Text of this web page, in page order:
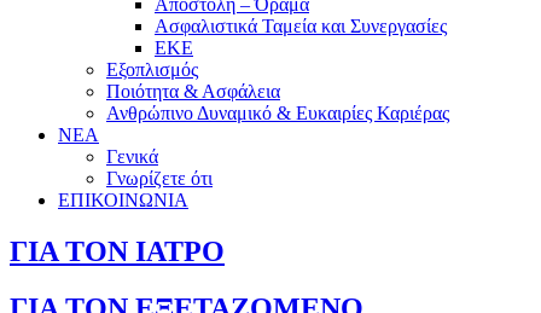
Αποστολή – Όραμα
Ασφαλιστικά Ταμεία και Συνεργασίες
ΕΚΕ
Εξοπλισμός
Ποιότητα & Ασφάλεια
Ανθρώπινο Δυναμικό & Ευκαιρίες Καριέρας
ΝΕΑ
Γενικά
Γνωρίζετε ότι
ΕΠΙΚΟΙΝΩΝΙΑ
ΓΙΑ ΤΟΝ ΙΑΤΡΟ